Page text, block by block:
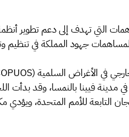
التي تهدف إلى دعم تطوير
جهود المملكة في تنظيم
اللجان التابعة للأمم المتحدة،